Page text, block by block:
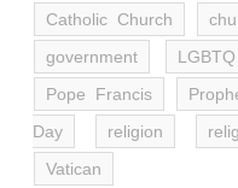
Catholic Church
government
LGBTQ
Pope Francis
Day
religion
Vatican